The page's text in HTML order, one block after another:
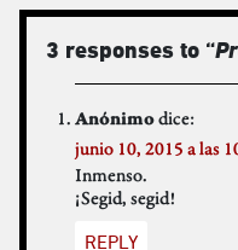
3 responses to “
Anónimodice:
junio 10, 2015 a las
Inmenso.
¡Segid, segid!
REPLY